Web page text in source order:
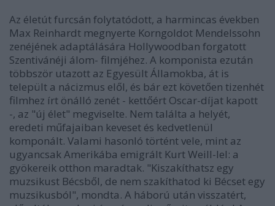
Az életút furcsán folytatódott, a harmincas években
Max Reinhardt megnyerte Korngoldot Mendelssohn
zenéjének adaptálására Hollywoodban forgatott
Szentivánéji álom- filmjéhez. A komponista ezután
többször utazott az Egyesült Államokba, át is
települt a nácizmus elől, és bár ezt követően tizenhét
filmhez írt önálló zenét - kettőért Oscar-díjat kapott
-, az "új élet" megviselte. Nem találta a helyét,
eredeti műfajaiban keveset és kedvetlenül
komponált. Valami hasonló történt vele, mint az
ugyancsak Amerikába emigrált Kurt Weill-lel: a
gyökereik otthon maradtak. "Kiszakíthatsz egy
muzsikust Bécsből, de nem szakíthatod ki Bécset egy
muzsikusból", mondta. A háború után visszatért,